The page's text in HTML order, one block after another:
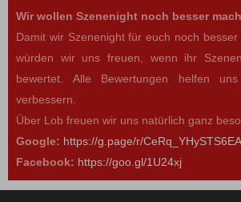
Wir wollen Szenenight noch besser
Damit wir Szenenight für euch noch besser
würden wir uns freuen, wenn ihr
bewertet. Alle Bewertungen helfen
verbessern.
Über Lob freuen wir uns natürlich ganz
Google: https://g.page/r/
Facebook: https://goo.gl/1U24xj